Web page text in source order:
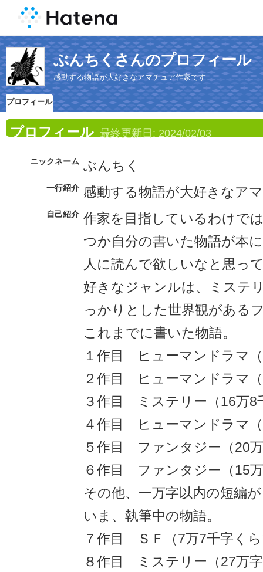
ぶんちくさんのプロフィール
感動する物語が大好きなアマチュア作家です
プロフィール
プロフィール 最終更新日: 2024/02/03
ニックネーム ぶんちく
一行紹介 感動する物語が大好きなア
自己紹介 作家を目指しているわけで
つか自分の書いた物語が本
人に読んで欲しいなと思っ
好きなジャンルは、ミステ
っかりとした世界観がある
これまでに書いた物語。
１作目 ヒューマンドラマ
２作目 ヒューマンドラマ
３作目 ミステリー（16万8
４作目 ヒューマンドラマ
５作目 ファンタジー（20
６作目 ファンタジー（15
その他、一万字以内の短編
いま、執筆中の物語。
７作目 ＳＦ（7万7千字く
８作目 ミステリー（27万